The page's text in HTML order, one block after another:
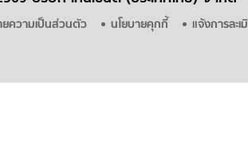
ยความเป็นส่วนตัว นโยบายคุกกี้ แจ้งการละ